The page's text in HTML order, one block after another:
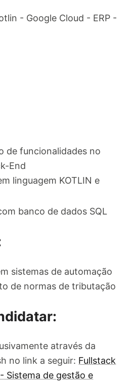
- Google Cloud - ERP -
de funcionalidades no
End
linguagem KOTLIN e
banco de dados SQL
sistemas de automação
de normas de tributação
através da
no link a seguir: Fullstack
Sistema de gestão e